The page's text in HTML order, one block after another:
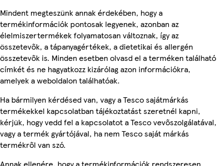
Mindent megteszünk annak érdekében, hogy a
termékinformációk pontosak legyenek, azonban az
élelmiszertermékek folyamatosan változnak, így az
összetevők, a tápanyagértékek, a dietetikai és allergén
összetevők is. Minden esetben olvasd el a terméken található
címkét és ne hagyatkozz kizárólag azon információkra,
amelyek a weboldalon találhatóak.
Ha bármilyen kérdésed van, vagy a Tesco sajátmárkás
termékekkel kapcsolatban tájékoztatást szeretnél kapni,
kérjük, hogy vedd fel a kapcsolatot a Tesco vevőszolgálatával,
vagy a termék gyártójával, ha nem Tesco saját márkás
termékről van szó.